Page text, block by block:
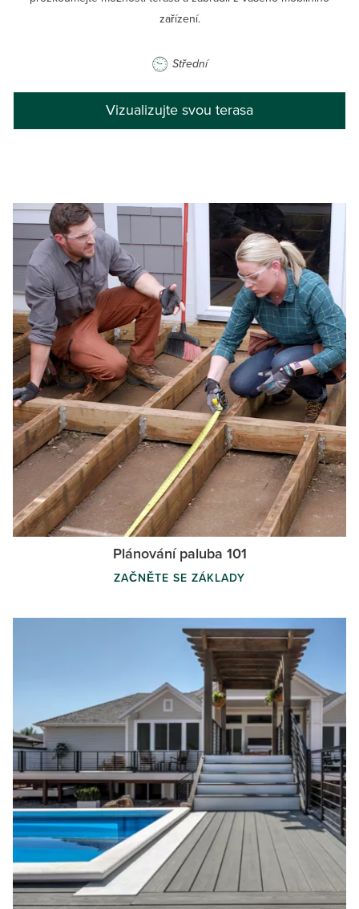
zařízení.
Střední
Vizualizujte svou terasa
Plánování paluba 101
ZAČNĚTE SE ZÁKLADY